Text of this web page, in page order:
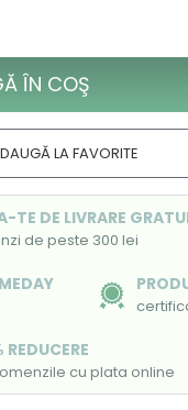
ÎN COŞ
LA FAVORITE
TE DE LIVRARE
de peste 300 lei
REDUCERE
cu plata online